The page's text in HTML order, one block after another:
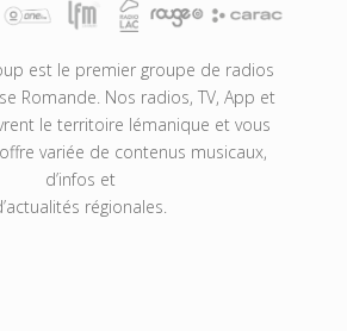
est le premier groupe de radios
Romande. Nos radios, TV, App et
le territoire lémanique et vous
variée de contenus musicaux,
d’infos et
régionales.